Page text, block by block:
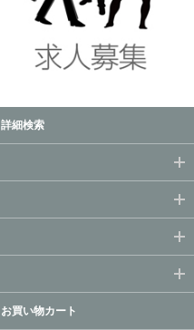
詳細検索
お買い物カート